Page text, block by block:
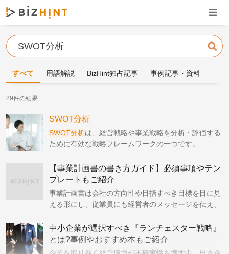
ナビ
検索
すべて 用語解説 BizHint独占記事 事例記事・資料
29件の結果
SWOT分析
SWOT分析は、経営戦略や事業戦略を分析・評価する
ために有効な戦略フレームワークの一つです。
【事業計画書の書き方ガイド】必須事項やテン
プレートもご紹介
事業計画書は会社の方向性や目指すべき目標を目に見
える形にし、従業員にも経営者のメッセージを伝え、
なツールとなります。この記事では、事業計画書の書
き方につ
中小企業が選択すべき『ランチェスター戦略』
とは?事例やおすすめ本もご紹介